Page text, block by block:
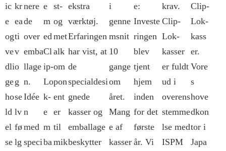
ic
e
og
ve
dli
ge
ho
ld
el
se
kr
ea
ti
v
o
g
se
lv
fø
lg
nere
de
over
emba
llage
n.
Idée
n
med
speci
e
m
ed
Cl
ip-
Lo
k-
e
m
ba
st-
og
met
alk
om
pon
ent
er
til
mik
ekstra
værktøj.
Erfaringen
har vist, at
de
specialdesi
gnede
kasser og
emballage
beskytter
i
genne
msnit
10
gange
om
året.
Mang
e af
kasser
e:
Investe
ringen
blev
tjent
hjem
inden
for det
første
år. Vi
krav.
Clip-
Lok-
kasser
er fuldt
ud i
overens
stemme
lse med
ISPM
Clip-
Lok-
kass
er.
Vore
s
hove
dkon
tor i
Japa